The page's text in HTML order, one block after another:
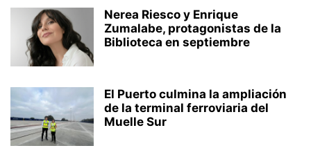
Nerea Riesco y Enrique
Zumalabe, protagonistas de la
Biblioteca en septiembre
El Puerto culmina la ampliación
de la terminal ferroviaria del
Muelle Sur